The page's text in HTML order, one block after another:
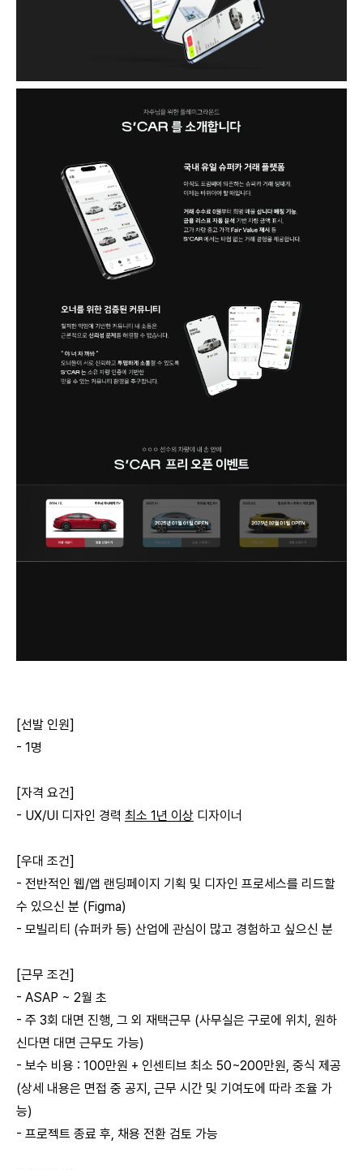
[선발 인원]
- 1명
[자격 요건]
- UX/UI 디자인 경력 최소 1년 이상 디자이너
[우대 조건]
- 전반적인 웹/앱 랜딩페이지 기획 및 디자인 프로세스를 리드할
수 있으신 분 (Figma)
- 모빌리티 (슈퍼카 등) 산업에 관심이 많고 경험하고 싶으신 분
[근무 조건]
- ASAP ~ 2월 초
- 주 3회 대면 진행, 그 외 재택근무 (사무실은 구로에 위치, 원하
신다면 대면 근무도 가능)
- 보수 비용 : 100만원 + 인센티브 최소 50~200만원, 중식 제공
(상세 내용은 면접 중 공지, 근무 시간 및 기여도에 따라 조율 가
능)
- 프로젝트 종료 후, 채용 전환 검토 가능